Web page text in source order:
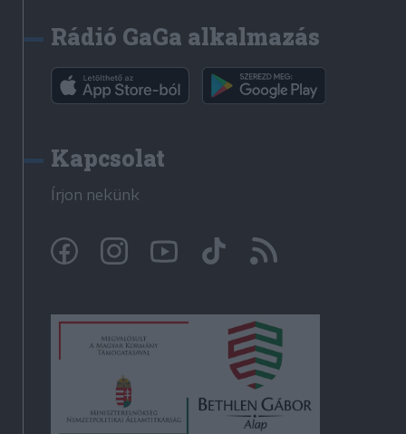
Rádió GaGa alkalmazás
Kapcsolat
Írjon nekünk